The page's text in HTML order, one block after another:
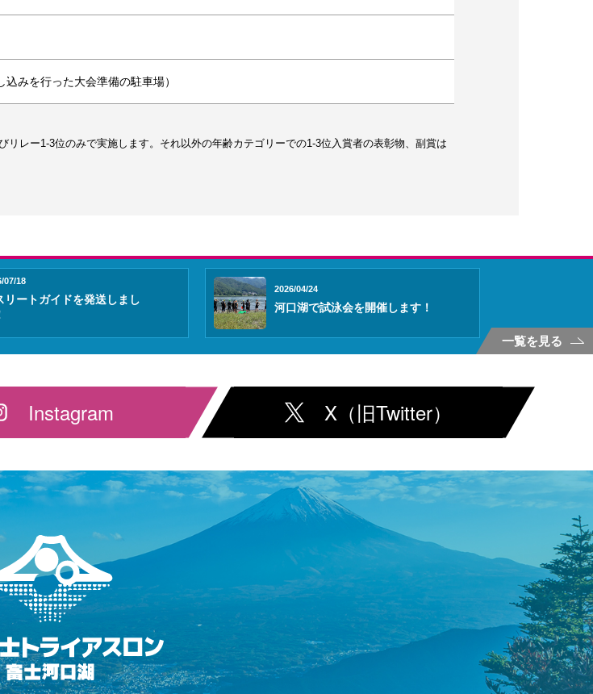
みを行った大会準備の駐車場）
レー1-3位のみで実施します。それ以外の年齢カテゴリーでの1-3位入賞者の表彰物、副賞は
07/18
リートガイドを発送しまし
2026/04/24
河口湖で試泳会を開催します！
一覧を見る
Instagram X（旧Twitter）